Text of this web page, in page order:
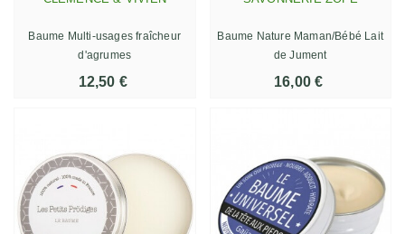
Baume Multi-usages fraîcheur
d'agrumes
12,50 €
Baume Nature Maman/Bébé Lait
de Jument
16,00 €